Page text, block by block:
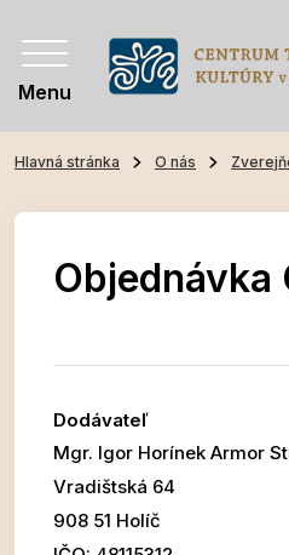
Menu
Hlavná stránka O nás
Objednávka
Dodávateľ
Mgr. Igor Horínek Armor
Vradištská 64
908 51 Holíč